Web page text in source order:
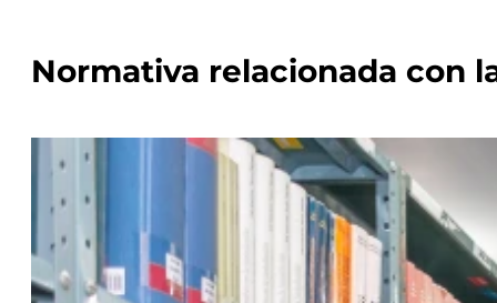
Normativa relacionada con